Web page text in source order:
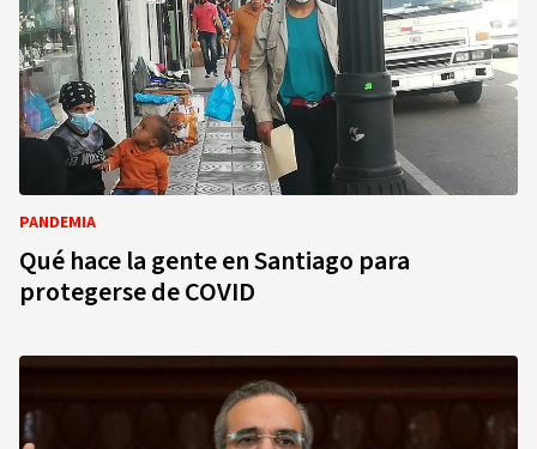
PANDEMIA
Qué hace la gente en Santiago para
protegerse de COVID